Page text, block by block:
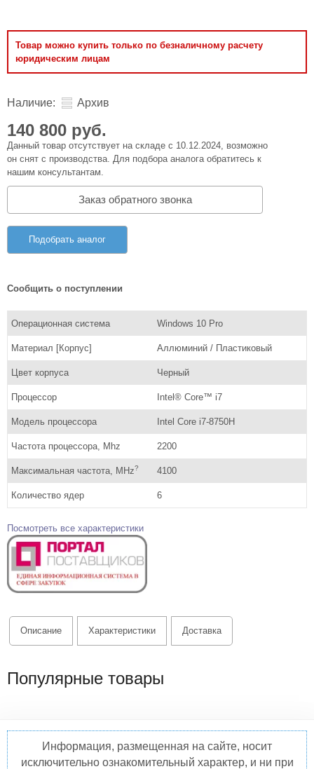
Товар можно купить только по безналичному расчету
юридическим лицам
Наличие: Архив
140 800 руб.
Данный товар отсутствует на складе с 10.12.2024, возможно
он снят с производства. Для подбора аналога обратитесь к
нашим консультантам.
Заказ обратного звонка
Подобрать аналог
Сообщить о поступлении
Операционная система Windows 10 Pro
Материал [Корпус] Аллюминий / Пластиковый
Цвет корпуса Черный
Процессор Intel® Core™ i7
Модель процессора Intel Core i7-8750H
Частота процессора, Mhz 2200
Максимальная частота, MHz? 4100
Количество ядер 6
Посмотреть все характеристики
Описание Характеристики Доставка
Популярные товары
Информация, размещенная на сайте, носит
исключительно ознакомительный характер, и ни при